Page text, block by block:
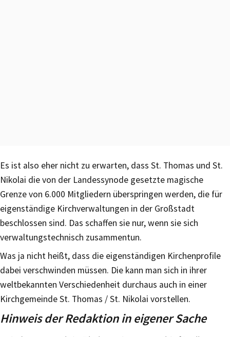
Es ist also eher nicht zu erwarten, dass St. Thomas und St.
Nikolai die von der Landessynode gesetzte magische
Grenze von 6.000 Mitgliedern überspringen werden, die für
eigenständige Kirchverwaltungen in der Großstadt
beschlossen sind. Das schaffen sie nur, wenn sie sich
verwaltungstechnisch zusammentun.
Was ja nicht heißt, dass die eigenständigen Kirchenprofile
dabei verschwinden müssen. Die kann man sich in ihrer
weltbekannten Verschiedenheit durchaus auch in einer
Kirchgemeinde St. Thomas / St. Nikolai vorstellen.
Hinweis der Redaktion in eigener Sache